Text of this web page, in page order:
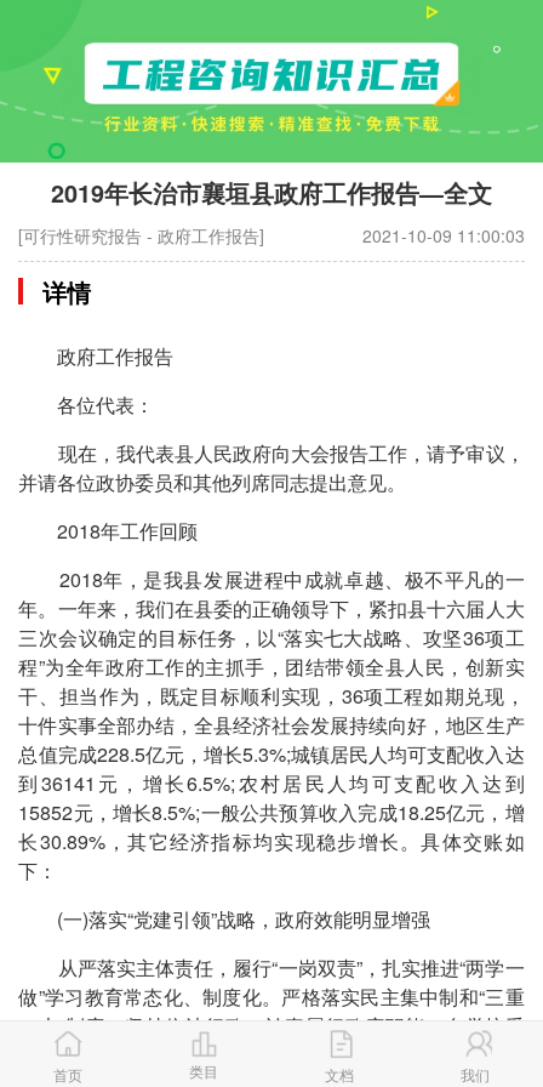
2019年长治市襄垣县政府工作报告—全文
[可行性研究报告 - 政府工作报告] 2021-10-09 11:00:03
详情
政府工作报告
各位代表：
现在，我代表县人民政府向大会报告工作，请予审议，
并请各位政协委员和其他列席同志提出意见。
2018年工作回顾
2018年，是我县发展进程中成就卓越、极不平凡的一
年。一年来，我们在县委的正确领导下，紧扣县十六届人大
三次会议确定的目标任务，以“落实七大战略、攻坚36项工
程”为全年政府工作的主抓手，团结带领全县人民，创新实
干、担当作为，既定目标顺利实现，36项工程如期兑现，
十件实事全部办结，全县经济社会发展持续向好，地区生产
总值完成228.5亿元，增长5.3%;城镇居民人均可支配收入达
到36141元，增长6.5%;农村居民人均可支配收入达到
15852元，增长8.5%;一般公共预算收入完成18.25亿元，增
长30.89%，其它经济指标均实现稳步增长。具体交账如
下：
(一)落实“党建引领”战略，政府效能明显增强
从严落实主体责任，履行“一岗双责”，扎实推进“两学一
做”学习教育常态化、制度化。严格落实民主集中制和“三重
一大”制度。坚持依法行政，认真履行政府职能，自觉接受
县人大法律监督、县政协民主监督，认真办理答复人大代表
首页 类目 文档 我们